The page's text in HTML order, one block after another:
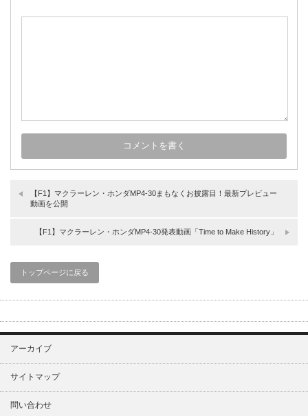
【F1】マクラーレン・ホンダMP4-30まもなくお披露目！最新プレビュー
動画を公開
【F1】マクラーレン・ホンダMP4-30発表動画「Time to Make History」
トップページに戻る
アーカイブ
サイトマップ
問い合わせ